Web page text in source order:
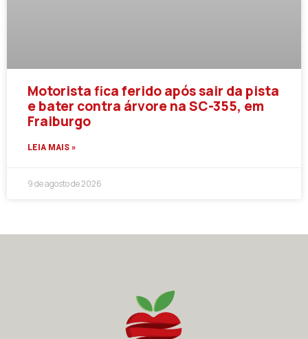
Motorista fica ferido após sair da pista
e bater contra árvore na SC-355, em
Fraiburgo
LEIA MAIS »
9 de agosto de 2026